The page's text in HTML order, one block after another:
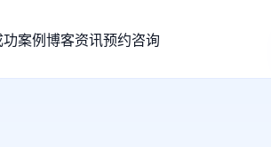
案例 博客资讯预约咨询